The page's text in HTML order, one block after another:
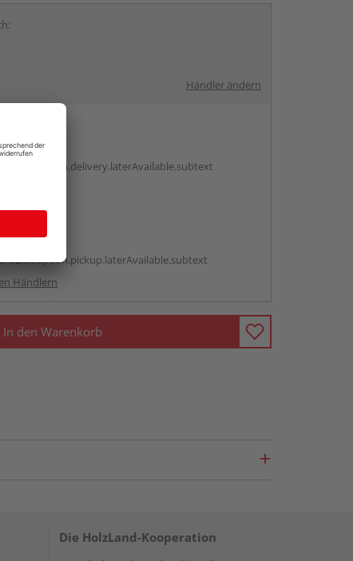
Händler ändern
Händlern
In den Warenkorb
Die HolzLand-Kooperation